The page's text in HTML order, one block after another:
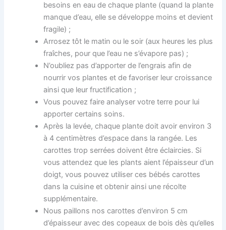
besoins en eau de chaque plante (quand la plante
manque d’eau, elle se développe moins et devient
fragile) ;
Arrosez tôt le matin ou le soir (aux heures les plus
fraîches, pour que l’eau ne s’évapore pas) ;
N’oubliez pas d’apporter de l’engrais afin de
nourrir vos plantes et de favoriser leur croissance
ainsi que leur fructification ;
Vous pouvez faire analyser votre terre pour lui
apporter certains soins.
Après la levée, chaque plante doit avoir environ 3
à 4 centimètres d’espace dans la rangée. Les
carottes trop serrées doivent être éclaircies. Si
vous attendez que les plants aient l’épaisseur d’un
doigt, vous pouvez utiliser ces bébés carottes
dans la cuisine et obtenir ainsi une récolte
supplémentaire.
Nous paillons nos carottes d’environ 5 cm
d’épaisseur avec des copeaux de bois dès qu’elles